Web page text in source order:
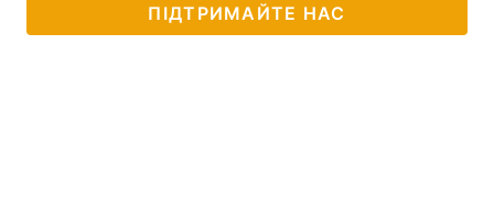
ПІДТРИМАЙТЕ НАС